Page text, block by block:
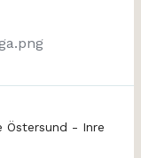
Östersund - Inre